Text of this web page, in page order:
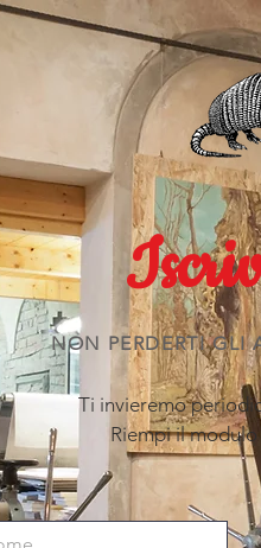
NON PERDERTI GLI
Ti invieremo
Riempi il